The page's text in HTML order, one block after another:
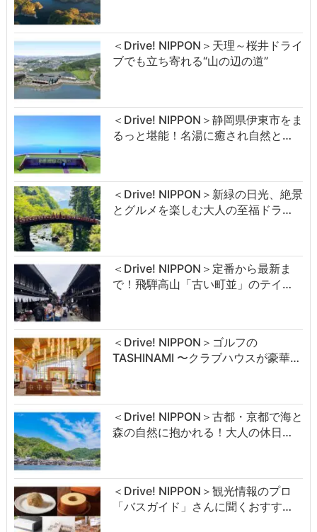
＜Drive! NIPPON＞天理～桜井ドライ
ブでも立ち寄れる“山の辺の道”
＜Drive! NIPPON＞静岡県伊東市をま
るっと堪能！名湯に癒され自然と…
＜Drive! NIPPON＞新緑の日光、絶景
とグルメを楽しむ大人の至福ドラ…
＜Drive! NIPPON＞定番から最新ま
で！飛騨高山「古い町並」のテイ…
＜Drive! NIPPON＞ゴルフの
TASHINAMI 〜クラブハウスが豪華…
＜Drive! NIPPON＞古都・京都で海と
森の自然に抱かれる！大人の休日…
＜Drive! NIPPON＞観光情報のプロ
「バスガイド」さんに聞くおすす…